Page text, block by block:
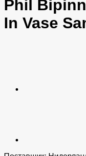
Phil
In Vase